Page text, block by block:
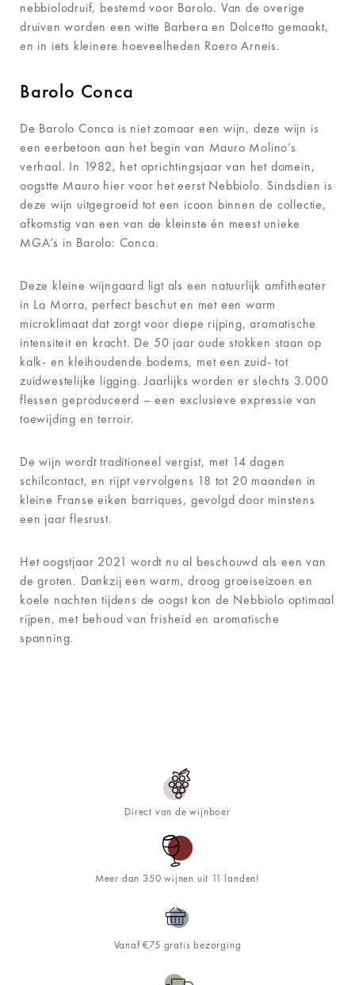
nebbiolodruif, bestemd voor Barolo. Van de overige
druiven worden een witte Barbera en Dolcetto gemaakt,
en in iets kleinere hoeveelheden Roero Arneis.
Barolo Conca
De Barolo Conca is niet zomaar een wijn, deze wijn is
een eerbetoon aan het begin van Mauro Molino’s
verhaal. In 1982, het oprichtingsjaar van het domein,
oogstte Mauro hier voor het eerst Nebbiolo. Sindsdien is
deze wijn uitgegroeid tot een icoon binnen de collectie,
afkomstig van een van de kleinste én meest unieke
MGA’s in Barolo: Conca.
Deze kleine wijngaard ligt als een natuurlijk amfitheater
in La Morra, perfect beschut en met een warm
microklimaat dat zorgt voor diepe rijping, aromatische
intensiteit en kracht. De 50 jaar oude stokken staan op
kalk- en kleihoudende bodems, met een zuid- tot
zuidwestelijke ligging. Jaarlijks worden er slechts 3.000
flessen geproduceerd – een exclusieve expressie van
toewijding en terroir.
De wijn wordt traditioneel vergist, met 14 dagen
schilcontact, en rijpt vervolgens 18 tot 20 maanden in
kleine Franse eiken barriques, gevolgd door minstens
een jaar flesrust.
Het oogstjaar 2021 wordt nu al beschouwd als een van
de groten. Dankzij een warm, droog groeiseizoen en
koele nachten tijdens de oogst kon de Nebbiolo optimaal
rijpen, met behoud van frisheid en aromatische
spanning.
Direct van de wijnboer
Meer dan 350 wijnen uit 11 landen!
Vanaf €75 gratis bezorging